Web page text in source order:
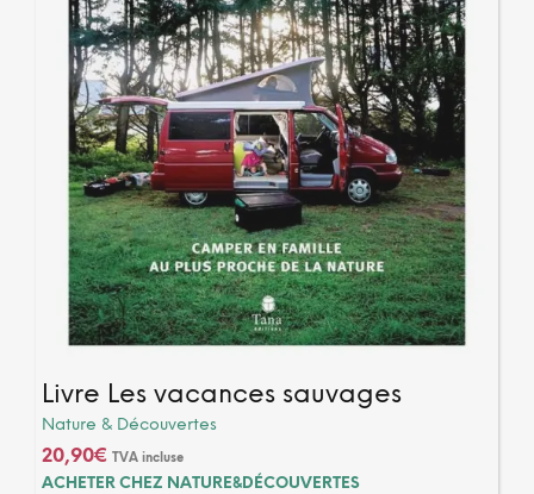
Livre Les vacances sauvages
Nature & Découvertes
20,90€ TVA incluse
ACHETER CHEZ NATURE&DÉCOUVERTES